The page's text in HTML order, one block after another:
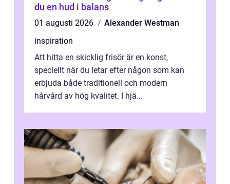
du en hud i balans
01 augusti 2026
Alexander Westman
inspiration
Att hitta en skicklig frisör är en konst,
speciellt när du letar efter någon som kan
erbjuda både traditionell och modern
hårvård av hög kvalitet. I hjä...